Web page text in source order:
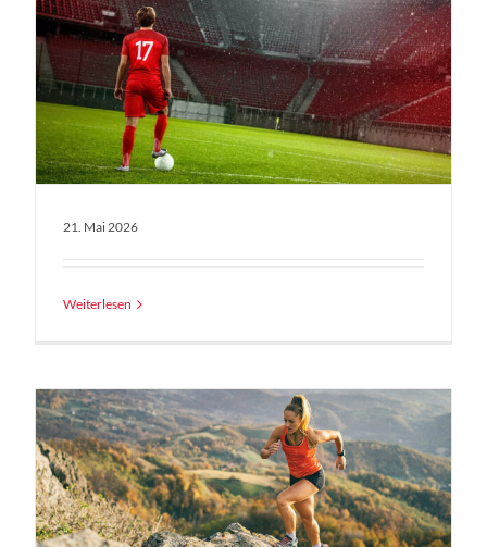
21. Mai 2026
Weiterlesen